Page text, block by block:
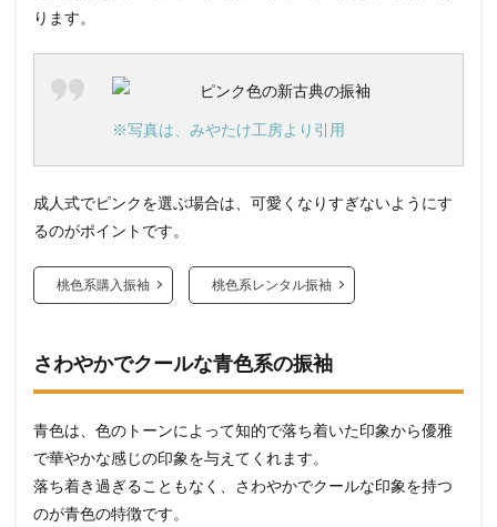
ります。
※写真は、みやたけ工房より引用
成人式でピンクを選ぶ場合は、可愛くなりすぎないようにす
るのがポイントです。
桃色系購入振袖 桃色系レンタル振袖
さわやかでクールな青色系の振袖
青色は、色のトーンによって知的で落ち着いた印象から優雅
で華やかな感じの印象を与えてくれます。
落ち着き過ぎることもなく、さわやかでクールな印象を持つ
のが青色の特徴です。